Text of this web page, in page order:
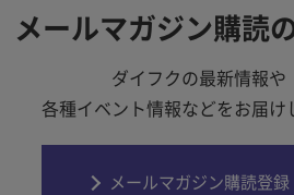
メールマガジン購読
ダイフクの最新情報や
各種イベント情報などをお届け
メールマガジン購読登録